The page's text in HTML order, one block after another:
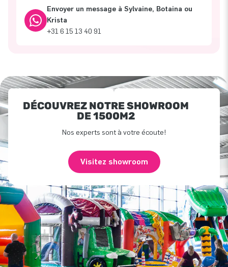
Envoyer un message à Sylvaine, Botaina ou
Krista
+31 6 15 13 40 91
DÉCOUVREZ NOTRE SHOWROOM
DE 1500M2
Nos experts sont à votre écoute!
Visitez showroom